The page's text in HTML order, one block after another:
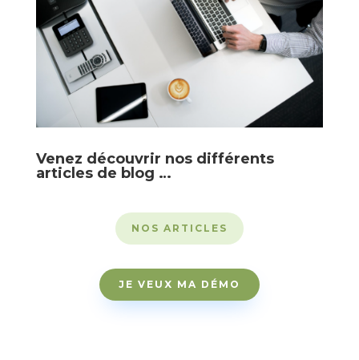
Venez découvrir nos différents
articles de blog …
NOS ARTICLES
JE VEUX MA DÉMO